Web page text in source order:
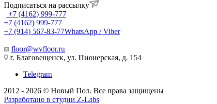
Подписаться на рассылку
+7 (4162) 999-777
+7 (4162) 999-777
+7 (914) 567-83-77WhatsApp / Viber
floor@wvfloor.ru
г. Благовещенск, ул. Пионерская, д. 154
Telegram
2012 - 2026 © Новый Пол. Все права защищены
Разработано в студии Z-Labs